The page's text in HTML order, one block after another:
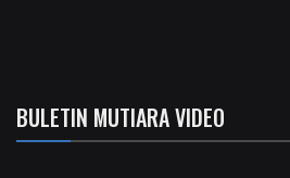
BULETIN MUTIARA VIDEO